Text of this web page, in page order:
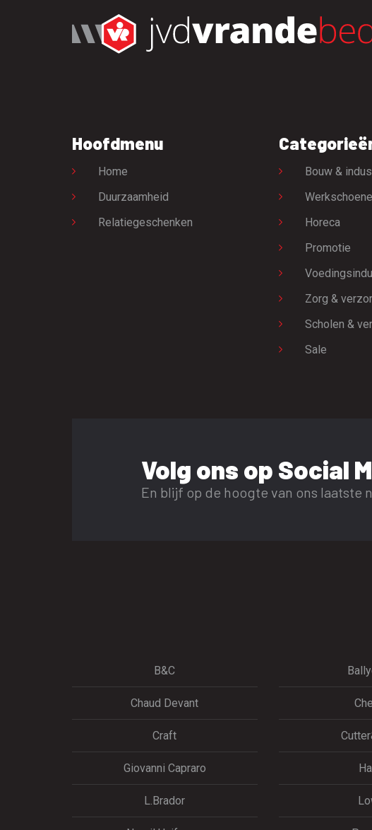
Hoofdmenu
Home
Duurzaamheid
Relatiegeschenken
Bouw &
Horeca
Promotie
Zorg &
Scholen &
Sale
Volg ons op Social
En blijf op de hoogte van ons laatste
B&C
Chaud Devant
Craft
Giovanni Capraro
L.Brador